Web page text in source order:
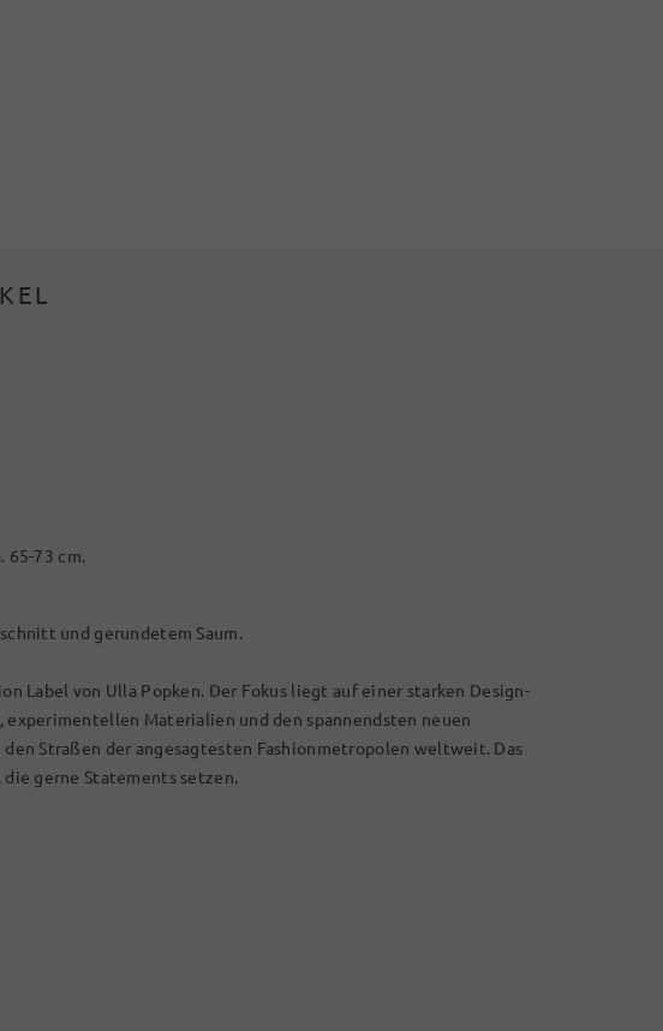
65-73 cm.
und gerundetem Saum.
Label von Ulla Popken. Der Fokus liegt auf einer starken Design-
experimentellen Materialien und den spannendsten neuen
den Straßen der angesagtesten Fashionmetropolen weltweit. Das
gerne Statements setzen.